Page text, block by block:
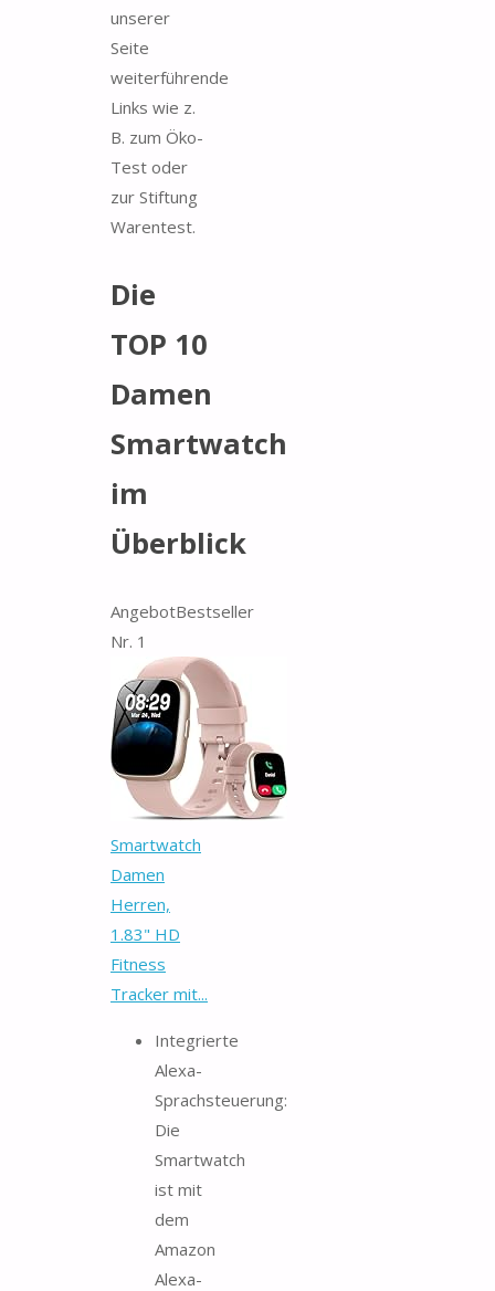
unserer
Seite
weiterführende
Links wie z.
B. zum Öko-
Test oder
zur Stiftung
Warentest.
Die
TOP 10
Damen
Smartwatch
im
Überblick
AngebotBestseller
Nr. 1
Smartwatch
Damen
Herren,
1.83" HD
Fitness
Tracker mit...
Integrierte
Alexa-
Sprachsteuerung:
Die
Smartwatch
ist mit
dem
Amazon
Alexa-